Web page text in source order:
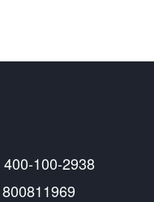
400-100-2938
800811969